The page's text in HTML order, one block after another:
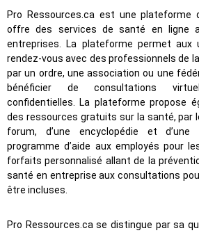
Pro Ressources.ca est une plateforme
offre des services de santé en ligne
entreprises. La plateforme permet aux
rendez-vous avec des professionnels de
par un ordre, une association ou une
bénéficier de consultations
confidentielles. La plateforme propose
des ressources gratuits sur la santé, par
forum, d’une encyclopédie et d’une
programme d’aide aux employés pour
forfaits personnalisé allant de la
santé en entreprise aux consultations
être incluses.
Pro Ressources.ca se distingue par sa